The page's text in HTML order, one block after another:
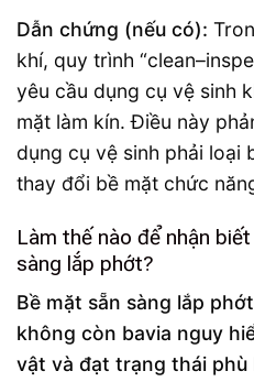
Dẫn chứng (nếu có):
khí, quy trình
yêu cầu dụng cụ vệ sinh
mặt làm kín. Điều này
dụng cụ vệ sinh phải loại
thay đổi bề mặt chức
Làm thế nào để nhận
sàng lắp phớt?
Bề mặt sẵn sàng lắp
không còn bavia nguy
vật và đạt trạng thái